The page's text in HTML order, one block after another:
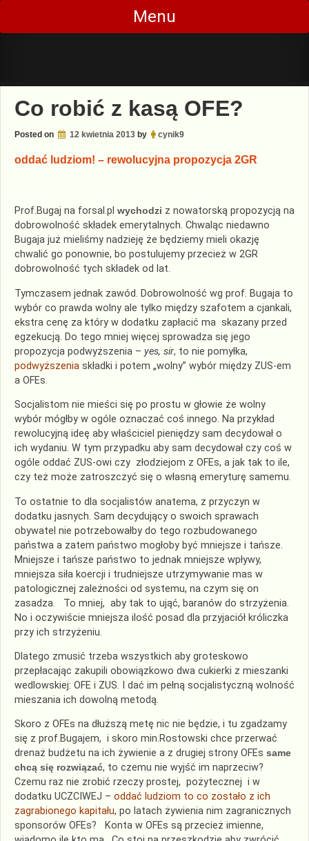
Skip
content
Menu
Co robić z kasą OFE?
Posted on 12 kwietnia 2013 by cynik9
oddać ludziom! – rewolucyjna propozycja 2GR
Prof.Bugaj na forsal.pl wychodzi z nowatorską propozycją na
dobrowolność składek emerytalnych. Chwaląc niedawno
Bugaja już mieliśmy nadzieję że będziemy mieli okazję
chwalić go ponownie, bo postulujemy przecież w 2GR
dobrowolność tych składek od lat.
Tymczasem jednak zawód. Dobrowolność wg prof. Bugaja to
wybór co prawda wolny ale tylko między szafotem a cjankali,
ekstra cenę za który w dodatku zapłacić ma skazany przed
egzekucją. Do tego mniej więcej sprowadza się jego
propozycja podwyższenia – yes, sir, to nie pomyłka,
podwyższenia składki i potem „wolny” wybór między ZUS-em
a OFEs.
Socjalistom nie mieści się po prostu w głowie że wolny
wybór mógłby w ogóle oznaczać coś innego. Na przykład
rewolucyjną ideę aby właściciel pieniędzy sam decydował o
ich wydaniu. W tym przypadku aby sam decydował czy coś w
ogóle oddać ZUS-owi czy złodziejom z OFEs, a jak tak to ile,
czy też może zatroszczyć się o własną emeryturę samemu.
To ostatnie to dla socjalistów anatema, z przyczyn w
dodatku jasnych. Sam decydujący o swoich sprawach
obywatel nie potrzebowałby do tego rozbudowanego
państwa a zatem państwo mogłoby być mniejsze i tańsze.
Mniejsze i tańsze państwo to jednak mniejsze wpływy,
mniejsza siła koercji i trudniejsze utrzymywanie mas w
patologicznej zależności od systemu, na czym się on
zasadza. To mniej, aby tak to ująć, baranów do strzyżenia.
No i oczywiście mniejsza ilość posad dla przyjaciół króliczka
przy ich strzyżeniu.
Dlatego zmusić trzeba wszystkich aby groteskowo
przepłacając zakupili obowiązkowo dwa cukierki z mieszanki
wedlowskiej: OFE i ZUS. I dać im pełną socjalistyczną wolność
mieszania ich dowolną metodą.
Skoro z OFEs na dłuższą metę nic nie będzie, i tu zgadzamy
się z prof.Bugajem, i skoro min.Rostowski chce przerwać
drenaż budżetu na ich żywienie a z drugiej strony OFEs same
chcą się rozwiązać, to czemu nie wyjść im naprzeciw?
Czemu raz nie zrobić rzeczy prostej, pożytecznej i w
dodatku UCZCIWEJ – oddać ludziom to co zostało z ich
zagrabionego kapitału, po latach żywienia nim zagranicznych
sponsorów OFEs? Konta w OFEs są przecież imienne,